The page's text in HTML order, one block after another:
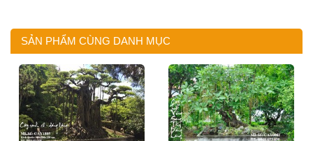
SẢN PHẨM CÙNG DANH MỤC